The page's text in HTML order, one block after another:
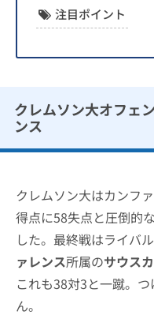
注目ポイント
クレムソン大オフェ
ンス
クレムソン大はカンフ
得点に58失点と圧倒的
した。最終戦はライバ
ァレンス所属のサウス
これも38対3と一蹴。
ん。